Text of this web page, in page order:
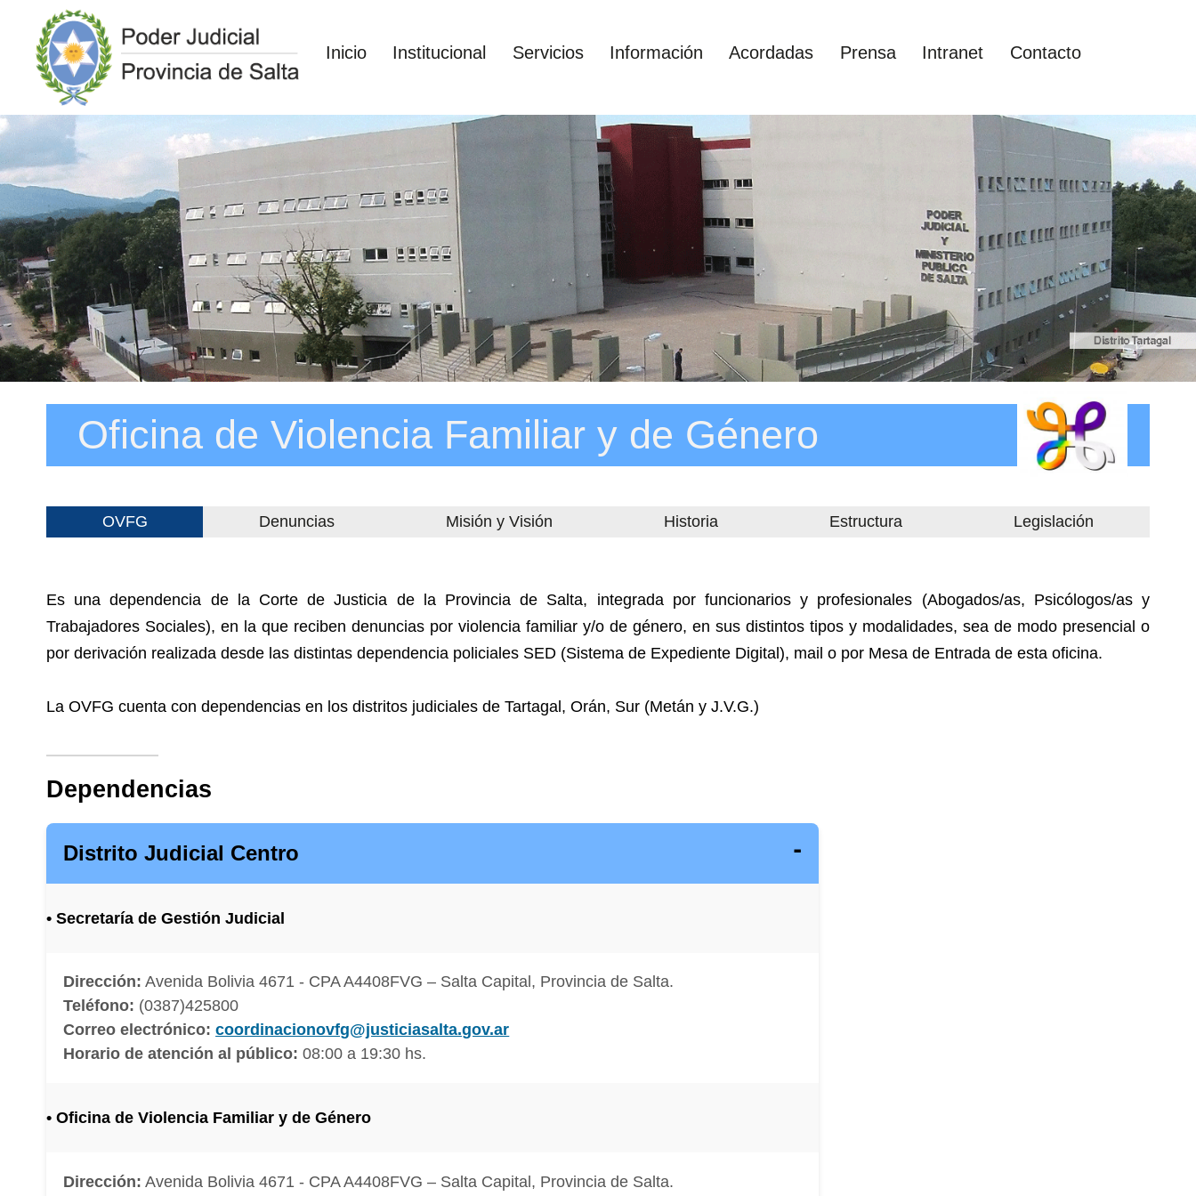
Inicio Institucional Servicios Información Acordadas Prensa Intranet Contacto
Oficina de Violencia Familiar y de Género
OVFG Denuncias Misión y Visión Historia Estructura Legislación
Es una dependencia de la Corte de Justicia de la Provincia de Salta, integrada por funcionarios y profesionales (Abogados/as, Psicólogos/as y
Trabajadores Sociales), en la que reciben denuncias por violencia familiar y/o de género, en sus distintos tipos y modalidades, sea de modo presencial o
por derivación realizada desde las distintas dependencia policiales SED (Sistema de Expediente Digital), mail o por Mesa de Entrada de esta oficina.
La OVFG cuenta con dependencias en los distritos judiciales de Tartagal, Orán, Sur (Metán y J.V.G.)
Dependencias
Distrito Judicial Centro
• Secretaría de Gestión Judicial
Dirección: Avenida Bolivia 4671 - CPA A4408FVG – Salta Capital, Provincia de Salta.
Teléfono: (0387)425800
Correo electrónico: coordinacionovfg@justiciasalta.gov.ar
Horario de atención al público: 08:00 a 19:30 hs.
• Oficina de Violencia Familiar y de Género
Dirección: Avenida Bolivia 4671 - CPA A4408FVG – Salta Capital, Provincia de Salta.